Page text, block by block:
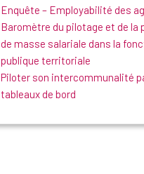
Enquête – Employabilité des
Baromètre du pilotage et de la
de masse salariale dans la
publique territoriale
Piloter son intercommunalité
tableaux de bord